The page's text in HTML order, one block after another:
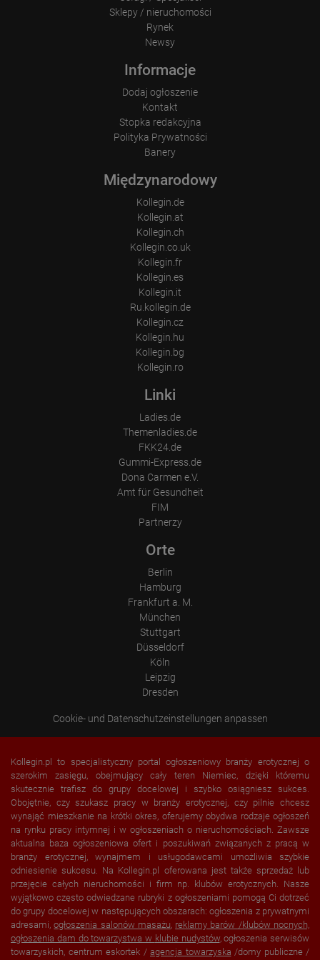
Sklepy / nieruchomości
Rynek
Newsy
Informacje
Dodaj ogłoszenie
Kontakt
Stopka redakcyjna
Polityka Prywatności
Banery
Międzynarodowy
Kollegin.de
Kollegin.at
Kollegin.ch
Kollegin.co.uk
Kollegin.fr
Kollegin.es
Kollegin.it
Ru.kollegin.de
Kollegin.cz
Kollegin.hu
Kollegin.bg
Kollegin.ro
Linki
Ladies.de
Themenladies.de
FKK24.de
Gummi-Express.de
Dona Carmen e.V.
Amt für Gesundheit
FIM
Partnerzy
Orte
Berlin
Hamburg
Frankfurt a. M.
München
Stuttgart
Düsseldorf
Köln
Leipzig
Dresden
Cookie- und Datenschutzeinstellungen anpassen
Kollegin.pl to specjalistyczny portal ogłoszeniowy branży erotycznej o
szerokim zasięgu, obejmujący cały teren Niemiec, dzięki któremu
skutecznie trafisz do grupy docelowej i szybko osiągniesz sukces.
Obojętnie, czy szukasz pracy w branży erotycznej, czy pilnie chcesz
wynająć mieszkanie na krótki okres, oferujemy obydwa rodzaje ogłoszeń
na rynku pracy intymnej i w ogłoszeniach o nieruchomościach. Zawsze
aktualna baza ogłoszeniowa ofert i poszukiwań związanych z pracą w
branży erotycznej, wynajmem i usługodawcami umożliwia szybkie
odniesienie sukcesu. Na Kollegin.pl oferowana jest także sprzedaż lub
przejęcie całych nieruchomości i firm np. klubów erotycznych. Nasze
wyjątkowo często odwiedzane rubryki z ogłoszeniami pomogą Ci dotrzeć
do grupy docelowej w następujących obszarach: ogłoszenia z prywatnymi
adresami,ogłoszenia salonów masażu, reklamy barów /klubów nocnych,
ogłoszenia dam do towarzystwa w klubie nudystów, ogłoszenia serwisów
towarzyskich, centrum eskortek / agencja towarzyska /domy publiczne /